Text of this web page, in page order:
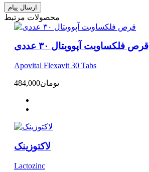
ارسال پیام
محصولات مرتبط
قرص فلکساویت آپوویتال ۳۰ عددی
Apovital Flexavit 30 Tabs
484,000تومان
لاکتوزینک
Lactozinc